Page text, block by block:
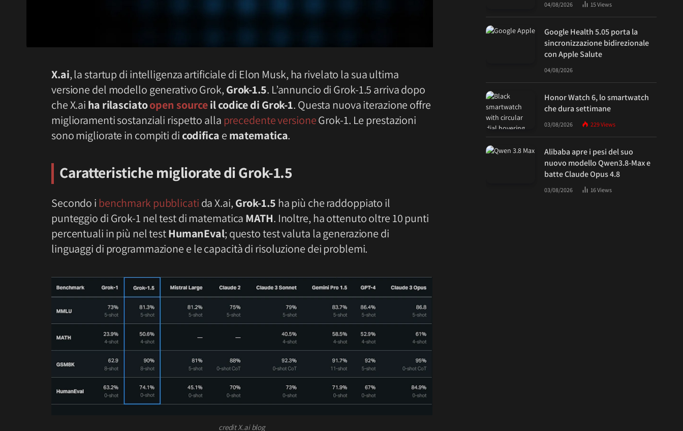
X.ai, la startup di intelligenza artificiale di Elon Musk, ha rivelato la sua ultima
versione del modello generativo Grok,Grok-1.5. L’annuncio di Grok-1.5 arriva dopo
che X.ai ha rilasciatoopen sourceil codice di Grok-1. Questa nuova iterazione offre
miglioramenti sostanziali rispetto alla precedente versioneGrok-1. Le prestazioni
sono migliorate in compiti dicodifica e matematica.
Caratteristiche migliorate di Grok-1.5
Secondo i benchmark pubblicati da X.ai,Grok-1.5 ha più che raddoppiato il
punteggio di Grok-1 nel test di matematica MATH. Inoltre, ha ottenuto oltre 10 punti
percentuali in più nel testHumanEval; questo test valuta la generazione di
linguaggi di programmazione e le capacità di risoluzione dei problemi.
credit X.ai blog
04/08/2026 15Views
Google Health 5.05 porta la
sincronizzazione bidirezionale
con Apple Salute
04/08/2026
Honor Watch 6, lo smartwatch
che dura settimane
03/08/2026 229Views
Alibaba apre i pesi del suo
nuovo modello Qwen3.8-Max e
batte Claude Opus 4.8
03/08/2026 16Views